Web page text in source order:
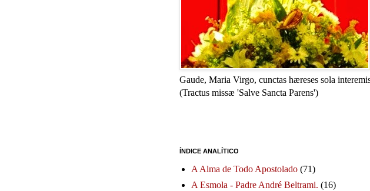
Gaude, Maria Virgo, cunctas hæreses sola
(Tractus missæ 'Salve Sancta Parens')
ÍNDICE ANALÍTICO
A Alma de Todo Apostolado (71)
A Esmola - Padre André Beltrami. (16)